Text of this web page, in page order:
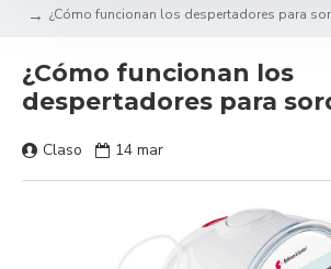
¿Cómo funcionan los despertadores para
¿Cómo funcionan los
despertadores para
Claso 14 mar